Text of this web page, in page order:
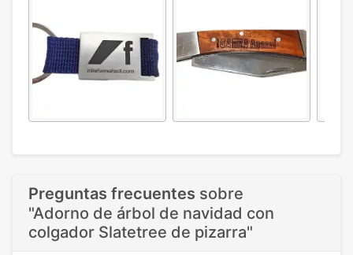
Preguntas frecuentes sobre
"Adorno de árbol de navidad con
colgador Slatetree de pizarra"